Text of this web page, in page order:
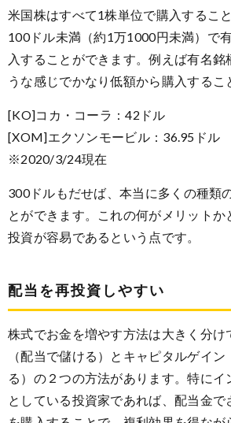
米国株はすべて1株単位で購入するこ
100ドル未満（約1万1000円未満）で
入することができます。例えば有名銘
うな感じでかなり低額から購入するこ
[KO]コカ・コーラ：42ドル
[XOM]エクソンモービル：36.95ドル
※2020/3/24現在
300ドルもだせば、本当に多くの種類
とができます。これの何がメリットか
投資が容易であるという点です。
配当を再投資しやすい
株式でお金を増やす方法は大きく分け
（配当で儲ける）とキャピタルゲイ
る）の２つの方法があります。特にイ
としている投資家であれば、配当金で